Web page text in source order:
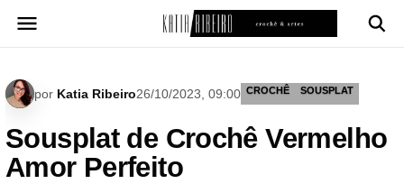
para
por Katia Ribeiro26/10/2023, 09:00 CROCHÊ SOUSPLAT
Sousplat de Crochê Vermelho
Amor Perfeito